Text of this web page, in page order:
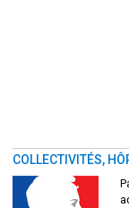
COLLECTIVITÉS,